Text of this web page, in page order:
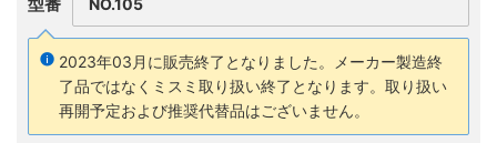
NO.105
2023年03月に販売終了となりました。メーカー製造終
了品ではなくミスミ取り扱い終了となります。取り扱い
再開予定および推奨代替品はございません。